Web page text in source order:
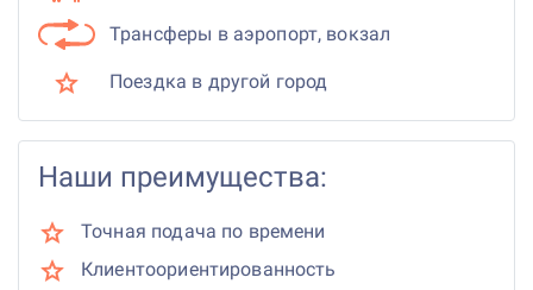
Трансферы в аэропорт, вокзал
Поездка в другой город
Наши преимущества:
Точная подача по времени
Клиентоориентированность